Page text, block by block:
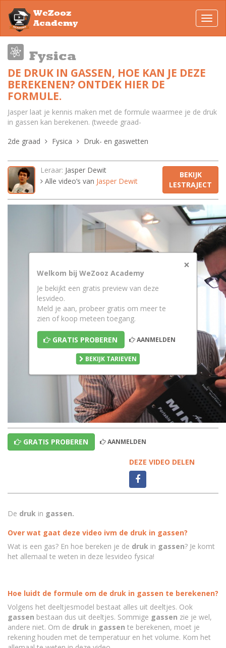
WeZooz
Academy
Fysica
DE DRUK IN GASSEN, HOE KAN JE DEZE
BEREKENEN? ONTDEK HIER DE
FORMULE.
Jasper laat je kennis maken met de formule waarmee je de druk
in gassen kan berekenen. (tweede graad-
2de graad
Fysica Druk- en gaswetten
Leraar: Jasper Dewit
Alle video’s van Jasper Dewit
BEKIJK
LESTRAJECT
×
Welkom bij WeZooz Academy
Je bekijkt een gratis preview van deze
lesvideo.
Meld je aan, probeer gratis om meer te
zien of koop meteen toegang.
GRATIS PROBEREN AANMELDEN
BEKIJK TARIEVEN
GRATIS PROBEREN AANMELDEN
DEZE VIDEO DELEN
De druk in gassen.
Over wat gaat deze video ivm de druk in gassen?
Wat is een gas? En hoe bereken je de druk in gassen? Je komt
het allemaal te weten in deze lesvideo fysica!
Hoe luidt de formule om de druk in gassen te berekenen?
Volgens het deeltjesmodel bestaat alles uit deeltjes. Ook
gassen bestaan dus uit deeltjes. Sommige gassen zie je wel,
andere niet. Om de druk in gassen te berekenen, moet je
rekening houden met de temperatuur en het volume. Kom het